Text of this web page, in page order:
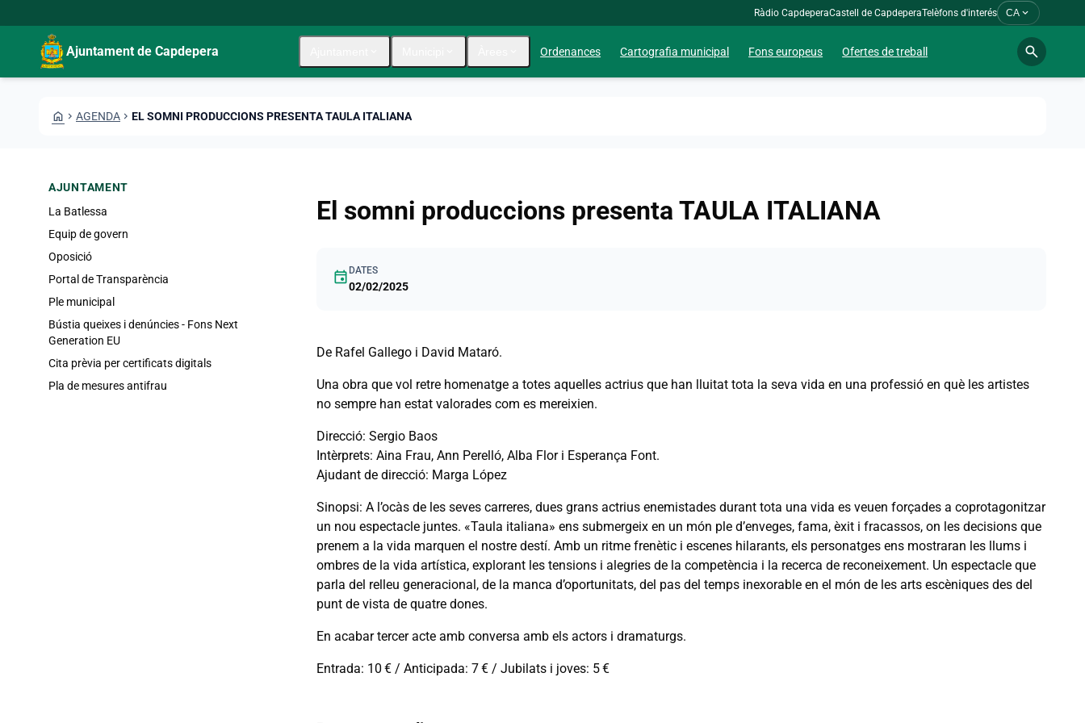
Ràdio CapdeperaCastell de CapdeperaTelèfons d'interés CA expand_more
Ajuntament de Capdepera Ordenances Cartografia municipal Fons europeus Ofertes de treball search
HOME CHEVRON_RIGHT AGENDA CHEVRON_RIGHT EL SOMNI PRODUCCIONS PRESENTA TAULA ITALIANA
AJUNTAMENT
La Batlessa
Equip de govern
Oposició
Portal de Transparència
Ple municipal
Bústia queixes i denúncies - Fons Next
Generation EU
Cita prèvia per certificats digitals
Pla de mesures antifrau
El somni produccions presenta TAULA ITALIANA
event DATES
02/02/2025
De Rafel Gallego i David Mataró.
Una obra que vol retre homenatge a totes aquelles actrius que han lluitat tota la seva vida en una professió en què les artistes
no sempre han estat valorades com es mereixien.
Direcció: Sergio Baos
Intèrprets: Aina Frau, Ann Perelló, Alba Flor i Esperança Font.
Ajudant de direcció: Marga López
Sinopsi: A l’ocàs de les seves carreres, dues grans actrius enemistades durant tota una vida es veuen forçades a coprotagonitzar
un nou espectacle juntes. «Taula italiana» ens submergeix en un món ple d’enveges, fama, èxit i fracassos, on les decisions que
prenem a la vida marquen el nostre destí. Amb un ritme frenètic i escenes hilarants, els personatges ens mostraran les llums i
ombres de la vida artística, explorant les tensions i alegries de la competència i la recerca de reconeixement. Un espectacle que
parla del relleu generacional, de la manca d’oportunitats, del pas del temps inexorable en el món de les arts escèniques des del
punt de vista de quatre dones.
En acabar tercer acte amb conversa amb els actors i dramaturgs.
Entrada: 10 € / Anticipada: 7 € / Jubilats i joves: 5 €